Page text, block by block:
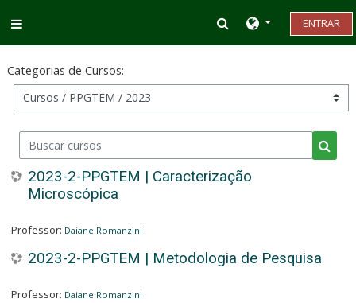
Alternar entrada
ENTRAR
Categorias de Cursos:
Buscar cursos
2023-2-PPGTEM | Caracterização
Microscópica
Professor: Daiane Romanzini
2023-2-PPGTEM | Metodologia de Pesquisa
Professor: Daiane Romanzini